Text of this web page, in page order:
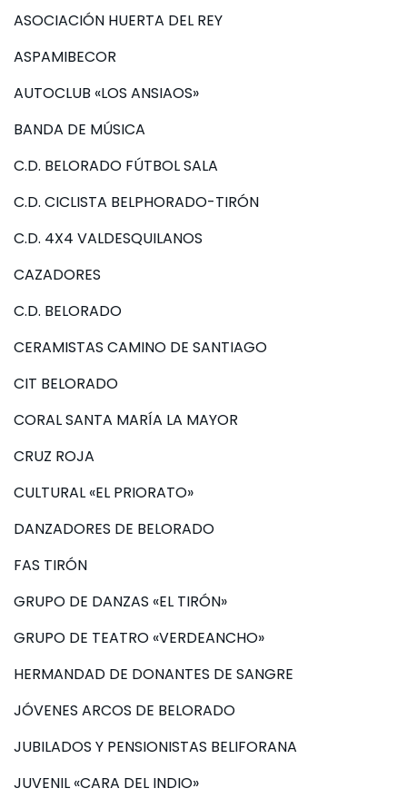
ASOCIACIÓN HUERTA DEL REY
ASPAMIBECOR
AUTOCLUB «LOS ANSIAOS»
BANDA DE MÚSICA
C.D. BELORADO FÚTBOL SALA
C.D. CICLISTA BELPHORADO-TIRÓN
C.D. 4X4 VALDESQUILANOS
CAZADORES
C.D. BELORADO
CERAMISTAS CAMINO DE SANTIAGO
CIT BELORADO
CORAL SANTA MARÍA LA MAYOR
CRUZ ROJA
CULTURAL «EL PRIORATO»
DANZADORES DE BELORADO
FAS TIRÓN
GRUPO DE DANZAS «EL TIRÓN»
GRUPO DE TEATRO «VERDEANCHO»
HERMANDAD DE DONANTES DE SANGRE
JÓVENES ARCOS DE BELORADO
JUBILADOS Y PENSIONISTAS BELIFORANA
JUVENIL «CARA DEL INDIO»